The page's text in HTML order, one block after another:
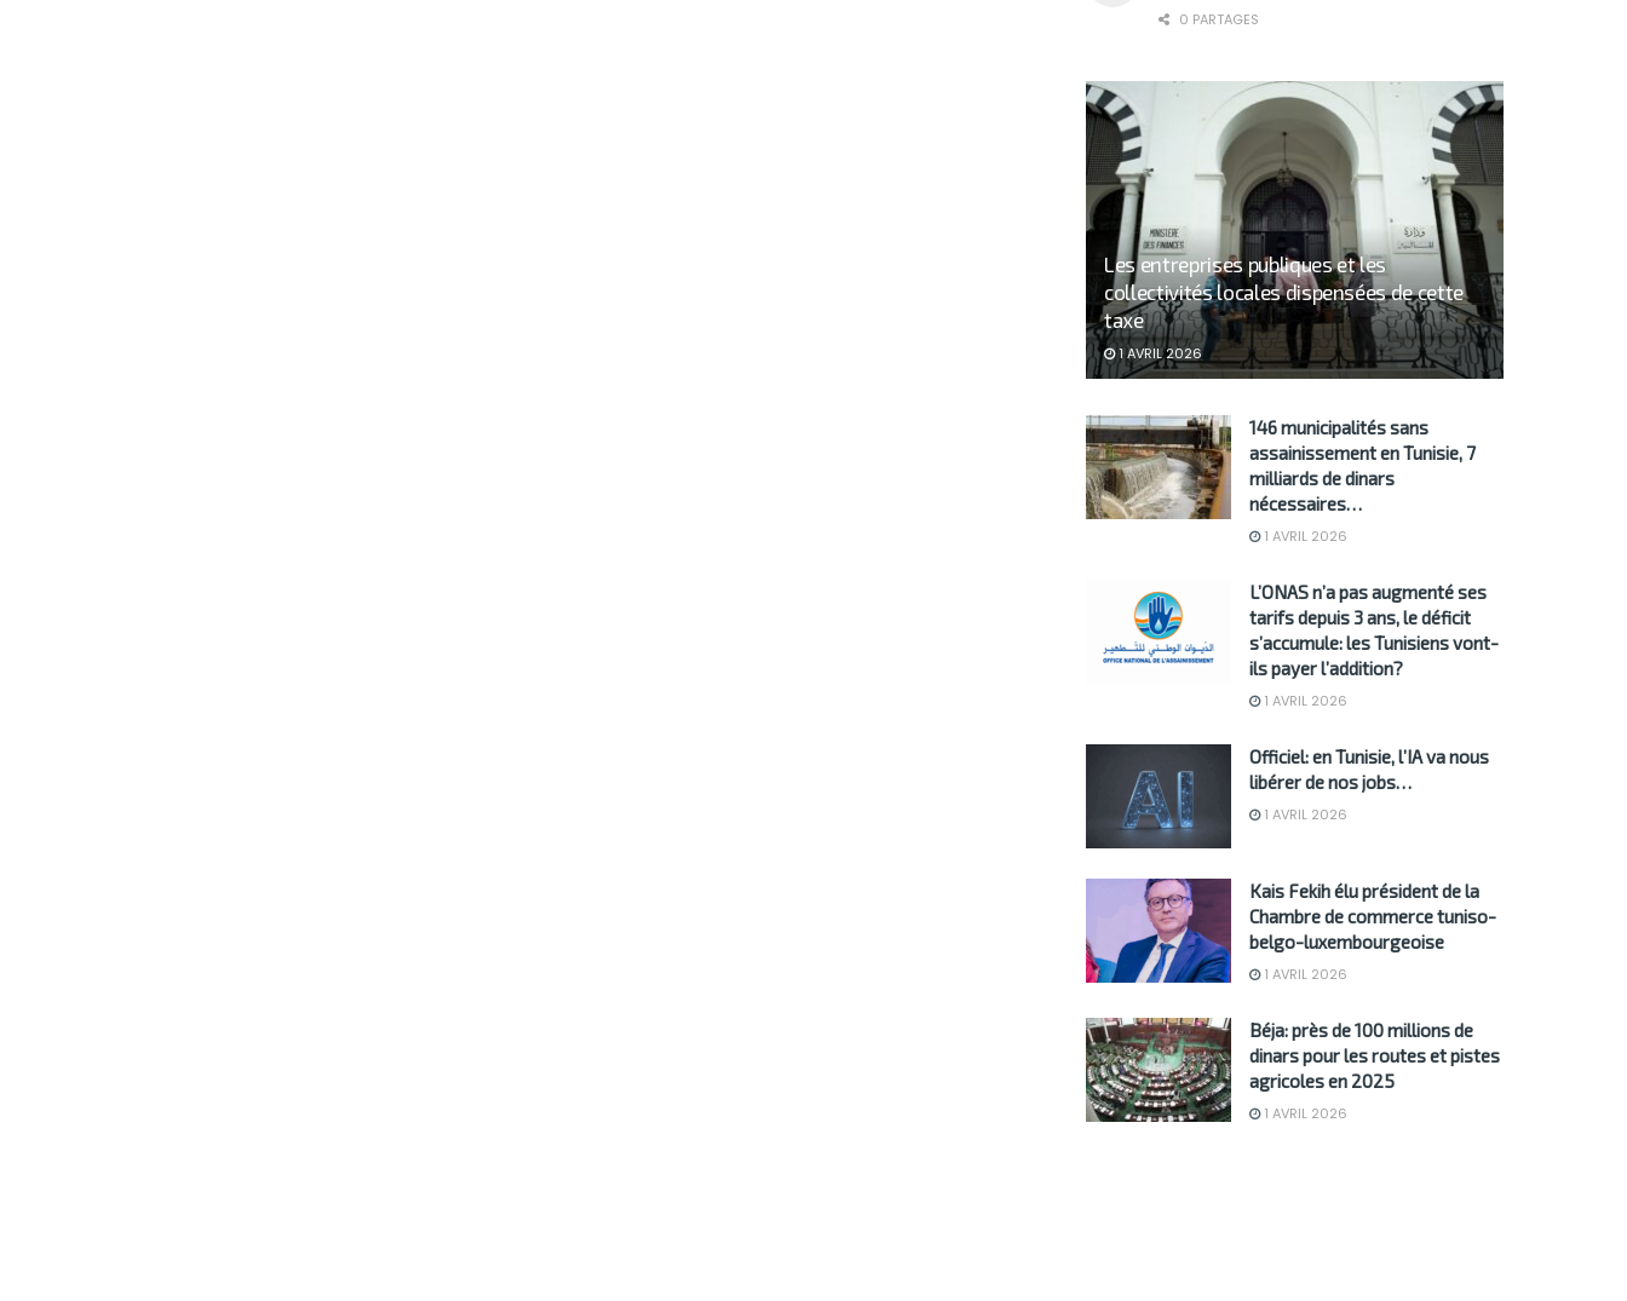
0 PARTAGES
Les entreprises publiques et les
collectivités locales dispensées de cette
taxe
1 AVRIL 2026
146 municipalités sans
assainissement en Tunisie, 7
milliards de dinars
nécessaires…
1 AVRIL 2026
L’ONAS n’a pas augmenté ses
tarifs depuis 3 ans, le déficit
s’accumule: les Tunisiens vont-
ils payer l’addition?
1 AVRIL 2026
Officiel: en Tunisie, l’IA va nous
libérer de nos jobs…
1 AVRIL 2026
Kais Fekih élu président de la
Chambre de commerce tuniso-
belgo-luxembourgeoise
1 AVRIL 2026
Béja: près de 100 millions de
dinars pour les routes et pistes
agricoles en 2025
1 AVRIL 2026